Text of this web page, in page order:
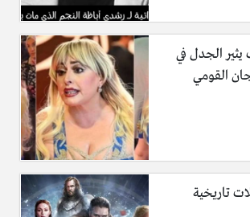
الجدل في
القومي
تاريخية